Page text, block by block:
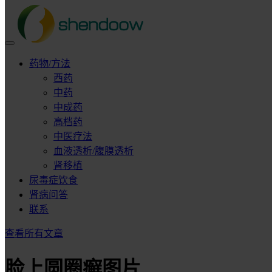
药物/方法
西药
中药
中成药
高档药
中医疗法
血液透析/腹膜透析
肾移植
尿毒症饮食
肾病问答
联系
查看所有文章